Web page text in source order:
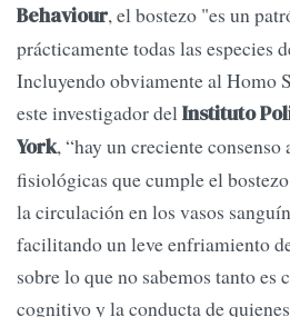
Behaviour, el bostezo "es un
prácticamente todas las especies
Incluyendo obviamente al Homo
este investigador delInstituto
York, “hay un creciente
fisiológicas que cumple el
la circulación en los vasos
facilitando un leve enfriamiento
sobre lo que no sabemos tanto es
cognitivo y la conducta de